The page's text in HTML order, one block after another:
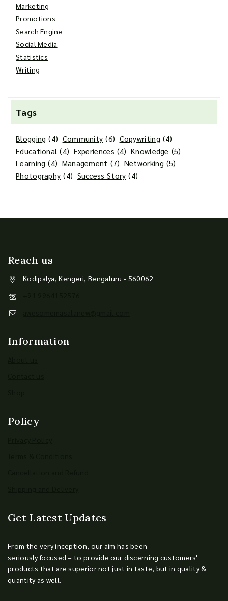
Marketing
Promotions
Search Engine
Social Media
Statistics
Writing
Tags
Blogging (4) Community (6) Copywriting (4)
Educational (4) Experiences (4) Knowledge (5)
Learning (4) Management (7) Networking (5)
Photography (4) Success Story (4)
Reach us
Kodipalya, Kengeri, Bengaluru - 560062
Information
Policy
Get Latest Updates
From the very inception, our aim has been
seriously focused – to provide our discerning customers'
products that are superior not just in taste, but in quality &
quantity as well.